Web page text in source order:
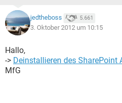
jedtheboss 5.661
3. Oktober 2012 um 10:15
Hallo,
-> Deinstallieren des
MfG